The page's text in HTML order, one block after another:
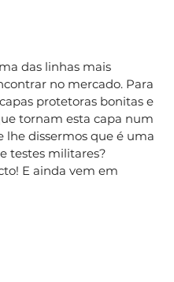
das linhas mais
no mercado. Para
protetoras bonitas e
tornam esta capa num
lhe dissermos que é uma
testes militares?
E ainda vem em